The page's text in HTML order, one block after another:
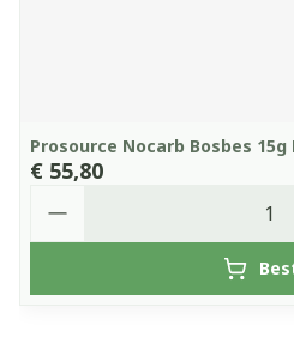
Prosource Nocarb Bosbes
€ 55,80